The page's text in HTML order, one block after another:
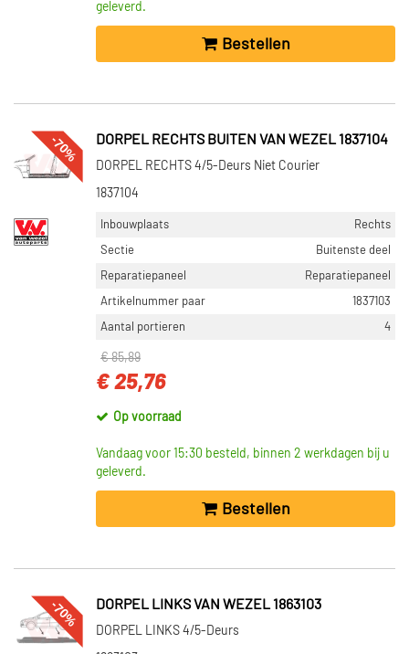
geleverd.
Bestellen
-70% DORPEL RECHTS BUITEN VAN WEZEL 1837104
DORPEL RECHTS 4/5-Deurs Niet Courier
1837104
Inbouwplaats
Rechts
Sectie
Buitenste deel
Reparatiepaneel
Reparatiepaneel
Artikelnummer paar
1837103
Aantal portieren
4
€ 85,89
€ 25,76
Op voorraad
Vandaag voor 15:30 besteld, binnen 2 werkdagen bij u
geleverd.
Bestellen
-70% DORPEL LINKS VAN WEZEL 1863103
DORPEL LINKS 4/5-Deurs